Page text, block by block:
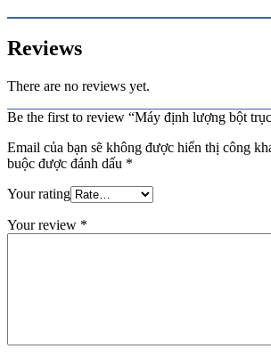
Reviews
There are no reviews yet.
Be the first to review “Máy định lượng bột
Email của bạn sẽ không được hiển thị công
buộc được đánh dấu *
Your rating
Your review *